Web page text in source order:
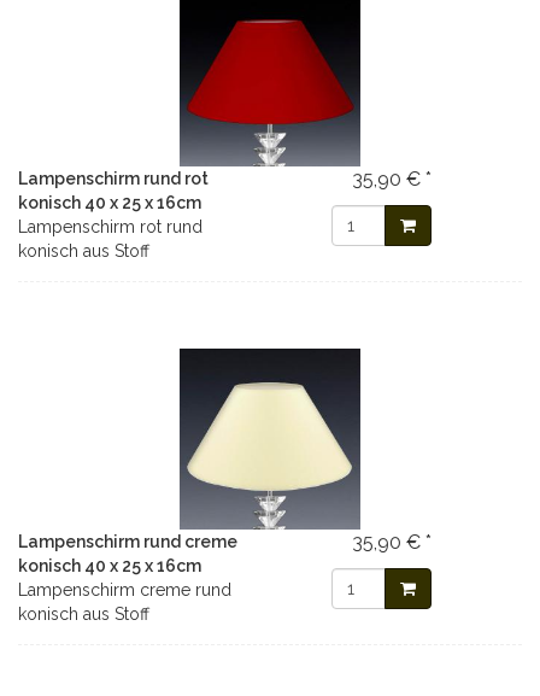
Lampenschirm rund rot
konisch 40 x 25 x 16cm
Lampenschirm rot rund
konisch aus Stoff
35,90 € *
Lampenschirm rund creme
konisch 40 x 25 x 16cm
Lampenschirm creme rund
konisch aus Stoff
35,90 € *